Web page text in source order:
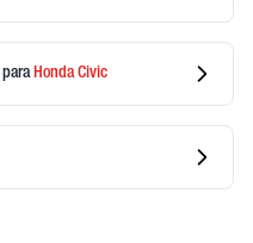
para HondaCivic